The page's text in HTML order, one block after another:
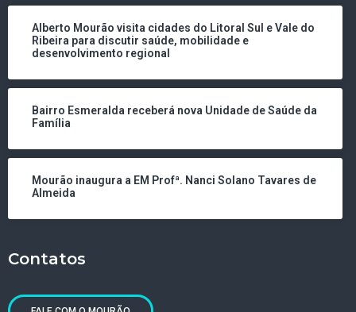
Alberto Mourão visita cidades do Litoral Sul e Vale do
Ribeira para discutir saúde, mobilidade e
desenvolvimento regional
Bairro Esmeralda receberá nova Unidade de Saúde da
Família
Mourão inaugura a EM Profª. Nanci Solano Tavares de
Almeida
Contatos